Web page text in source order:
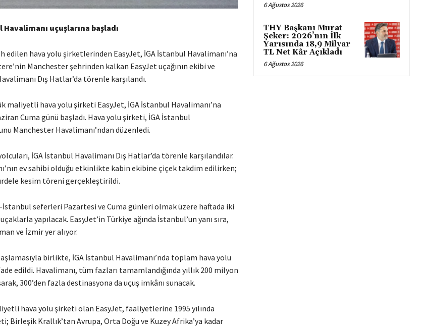
uçuşlarına başladı
edilen hava yolu şirketlerinden EasyJet, İGA İstanbul Havalimanı’na
Manchester şehrinden kalkan EasyJet uçağının ekibi ve
Dış Hatlar’da törenle karşılandı.
maliyetli hava yolu şirketi EasyJet, İGA İstanbul Havalimanı’na
Cuma günü başladı. Hava yolu şirketi, İGA İstanbul
Manchester Havalimanı’ndan düzenledi.
İGA İstanbul Havalimanı Dış Hatlar’da törenle karşılandılar.
ev sahibi olduğu etkinlikte kabin ekibine çiçek takdim edilirken;
kesim töreni gerçekleştirildi.
İstanbul seferleri Pazartesi ve Cuma günleri olmak üzere haftada iki
yapılacak. EasyJet’in Türkiye ağında İstanbul’un yanı sıra,
ve İzmir yer alıyor.
birlikte, İGA İstanbul Havalimanı’nda toplam hava yolu
ifade edildi. Havalimanı, tüm fazları tamamlandığında yıllık 200 milyon
300’den fazla destinasyona da uçuş imkânı sunacak.
hava yolu şirketi olan EasyJet, faaliyetlerine 1995 yılında
Birleşik Krallık’tan Avrupa, Orta Doğu ve Kuzey Afrika’ya kadar
6 Ağustos 2026
THY Başkanı Murat
Şeker: 2026’nın İlk
Yarısında 18,9 Milyar
TL Net Kâr Açıkladı
6 Ağustos 2026